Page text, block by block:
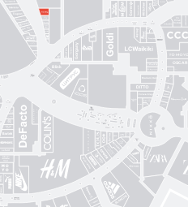
Авіація Галичини
Sкріпка
Lefard
Intimissimi UOMO
Blisk
Gorgany
Gorenje
Proзріння
Mariani Italy
OSCAR
Sushi Nice